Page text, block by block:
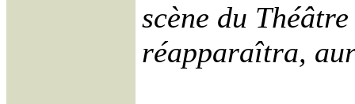
scène du
réapparaîtra,